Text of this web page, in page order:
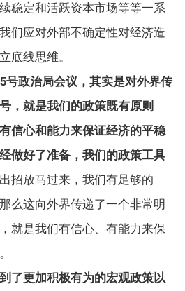
稳定和活跃资本市场等等一系
们应对外部不确定性对经济造
底线思维。
号政治局会议，其实是对外界传
，就是我们的政策既有原则
信心和能力来保证经济的平稳
做好了准备，我们的政策工具
招放马过来，我们有足够的
么这向外界传递了一个非常明
就是我们有信心、有能力来保
了更加积极有为的宏观政策以